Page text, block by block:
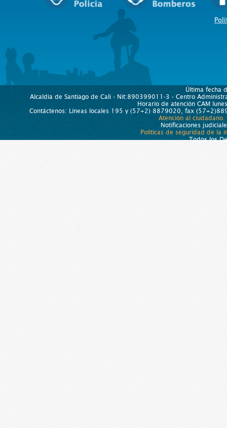
Última fecha
Alcaldía de Santiago de Cali - Nit:890399011-3 - Centro
Horario de atención CAM
Contáctenos: Líneas locales 195 y (57+2) 8879020, fax
Atención al ciudadano.
Notificaciones
Políticas de seguridad de la
Todos los